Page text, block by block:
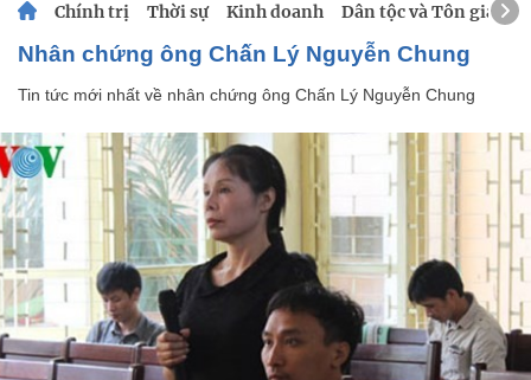
Chính trị Thời sự Kinh doanh Dân tộc và Tôn giáo
nhân chứng ông Chấn Lý Nguyễn Chung
Tin tức mới nhất về nhân chứng ông Chấn Lý Nguyễn Chung